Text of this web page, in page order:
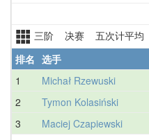
三阶 决赛 五次计平均
排名 选手
1
Michał Rzewuski
2 Tymon Kolasiński
3 Maciej Czapiewski